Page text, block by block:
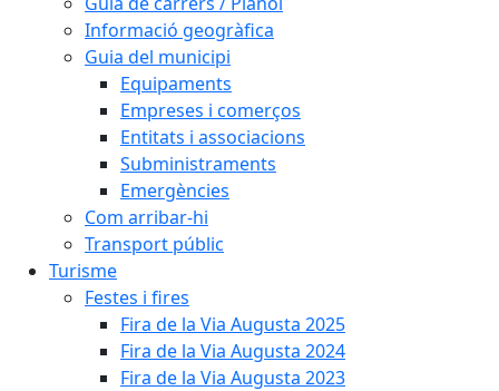
Informació geogràfica
Guia del municipi
Equipaments
Empreses i comerços
Entitats i associacions
Subministraments
Emergències
Com arribar-hi
Transport públic
Turisme
Festes i fires
Fira de la Via Augusta 2025
Fira de la Via Augusta 2024
Fira de la Via Augusta 2023